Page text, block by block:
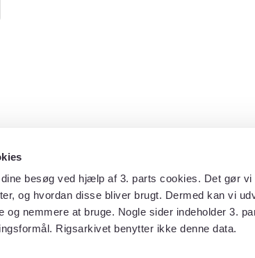
besøg ved hjælp af 3. parts cookies. Det gør vi
og hvordan disse bliver brugt. Dermed kan vi
og nemmere at bruge. Nogle sider indeholder 3.
Rigsarkivet benytter ikke denne data.